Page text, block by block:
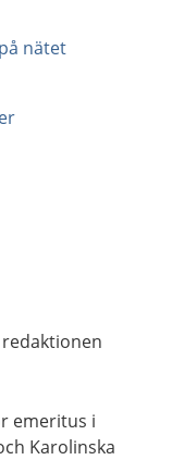
nätet
emeritus i
Karolinska